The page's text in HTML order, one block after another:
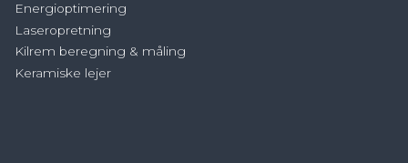
Energioptimering
Laseropretning
Kilrem beregning & måling
Keramiske lejer